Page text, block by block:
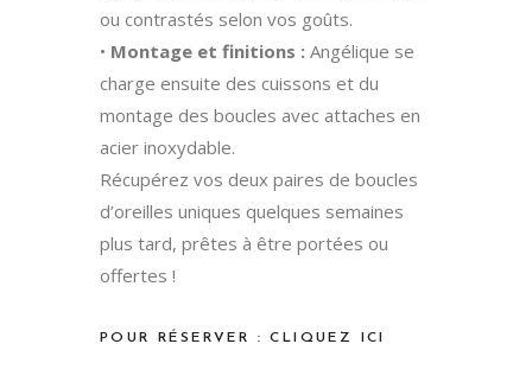
ou contrastés selon vos goûts.
• Montage et finitions : Angélique se
charge ensuite des cuissons et du
montage des boucles avec attaches en
acier inoxydable.
Récupérez vos deux paires de boucles
d’oreilles uniques quelques semaines
plus tard, prêtes à être portées ou
offertes !
POUR RÉSERVER :CLIQUEZ ICI